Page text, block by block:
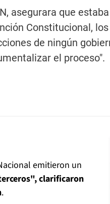
asegurara que
Constitucional,
de ningún
el proceso".
emitieron un
clarificaron
.